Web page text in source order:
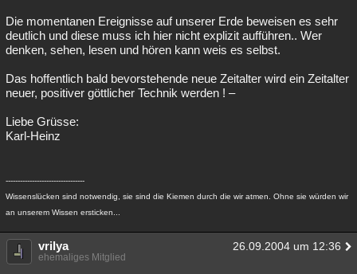
Die momentanen Ereignisse auf unserer Erde beweisen es sehr
deutlich und diese muss ich hier nicht explizit aufführen.. Wer
denken, sehen, lesen und hören kann weis es selbst.
Das hoffentlich bald bevorstehende neue Zeitalter wird ein Zeitalter
neuer, positiver göttlicher Technik werden ! –
Liebe Grüsse:
Karl-Heinz
---------------------------------
Wissenslücken sind notwendig, sie sind die Kiemen durch die wir atmen. Ohne sie würden wir
an unserem Wissen ersticken...
vrilya 26.09.2004 um 12:36
ehemaliges Mitglied